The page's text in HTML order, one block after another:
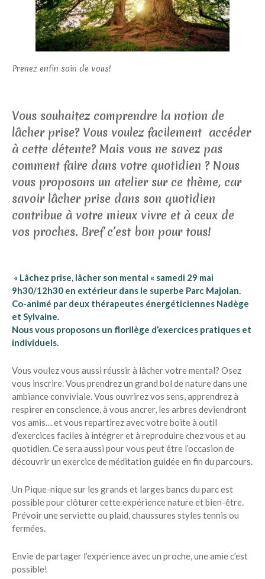
CONTACT
ATELIER LÂCHER PRISE, RÉSERVEZ VOTRE PLACE : NOUVELLE DATE
Prenez enfin soin de vous!
Vous souhaitez comprendre la notion de
lâcher prise? Vous voulez facilement accéder
à cette détente? Mais vous ne savez pas
comment faire dans votre quotidien ? Nous
vous proposons un atelier sur ce thème, car
savoir lâcher prise dans son quotidien
contribue à votre mieux vivre et à ceux de
vos proches. Bref c’est bon pour tous!
« Lâchez prise, lâcher son mental « samedi 29 mai
9h30/12h30 en extérieur dans le superbe Parc Majolan.
Co-animé par deux thérapeutes énergéticiennes Nadège
et Sylvaine.
Nous vous proposons un florilège d’exercices pratiques et
individuels.
Vous voulez vous aussi réussir à lâcher votre mental? Osez
vous inscrire. Vous prendrez un grand bol de nature dans une
ambiance conviviale. Vous ouvrirez vos sens, apprendrez à
respirer en conscience, à vous ancrer, les arbres deviendront
vos amis… et vous repartirez avec votre boite à outil
d’exercices faciles à intégrer et à reproduire chez vous et au
quotidien. Ce sera aussi pour vous peut être l’occasion de
découvrir un exercice de méditation guidée en fin du parcours.
Un Pique-nique sur les grands et larges bancs du parc est
possible pour clôturer cette expérience nature et bien-être.
Prévoir une serviette ou plaid, chaussures styles tennis ou
fermées.
Envie de partager l’expérience avec un proche, une amie c’est
possible!